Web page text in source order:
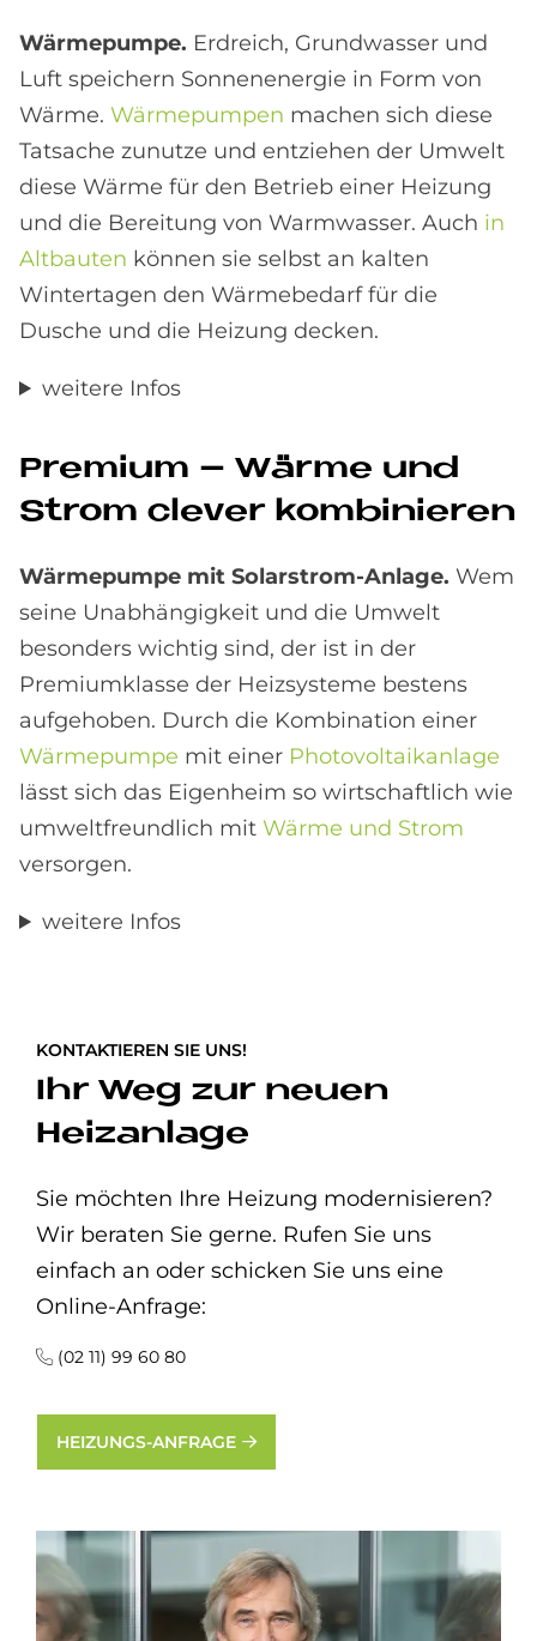
Wärmepumpe. Erdreich, Grundwasser und
Luft speichern Sonnenenergie in Form von
Wärme. Wärmepumpen machen sich diese
Tatsache zunutze und entziehen der Umwelt
diese Wärme für den Betrieb einer Heizung
und die Bereitung von Warmwasser. Auch in
Altbauten können sie selbst an kalten
Wintertagen den Wärmebedarf für die
Dusche und die Heizung decken.
weitere Infos
Pre­mi­um – Wär­me und
Strom cle­ver kom­bi­nie­ren
Wärmepumpe mit Solarstrom-Anlage. Wem
seine Unabhängigkeit und die Umwelt
besonders wichtig sind, der ist in der
Premiumklasse der Heizsysteme bestens
aufgehoben. Durch die Kombination einer
Wärmepumpe mit einer Photovoltaikanlage
lässt sich das Eigenheim so wirtschaftlich wie
umweltfreundlich mit Wärme und Strom
versorgen.
weitere Infos
KONTAKTIEREN SIE UNS!
Ihr Weg zur neuen
Heizanlage
Sie möchten Ihre Heizung modernisieren?
Wir beraten Sie gerne. Rufen Sie uns
einfach an oder schicken Sie uns eine
Online-Anfrage:
(02 11) 99 60 80
HEIZUNGS-ANFRAGE